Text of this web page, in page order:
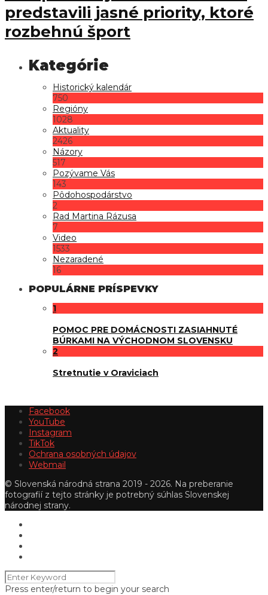
predstavili jasné priority, ktoré
rozbehnú šport
Historický kalendár
750
Regióny
1028
Aktuality
2426
Názory
517
Pozývame Vás
143
Pôdohospodárstvo
2
Rad Martina Rázusa
7
Video
1533
Nezaradené
16
POPULÁRNE PRÍSPEVKY
1
POMOC PRE DOMÁCNOSTI ZASIAHNUTÉ
BÚRKAMI NA VÝCHODNOM SLOVENSKU
2
Stretnutie v Oraviciach
Facebook
YouTube
Instagram
TikTok
Ochrana osobných údajov
Webmail
© Slovenská národná strana 2019 - 2026. Na preberanie
fotografií z tejto stránky je potrebný súhlas Slovenskej
národnej strany.
Press enter/return to begin your search